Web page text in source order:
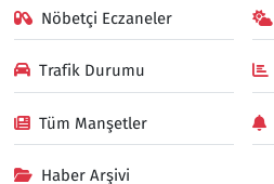
Nöbetçi Eczaneler
Trafik Durumu
Tüm Manşetler
Haber Arşivi